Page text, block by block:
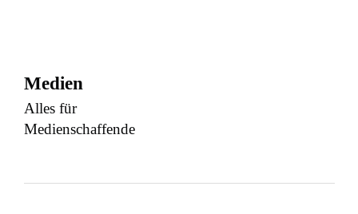
Medien
Alles für
Medienschaffende